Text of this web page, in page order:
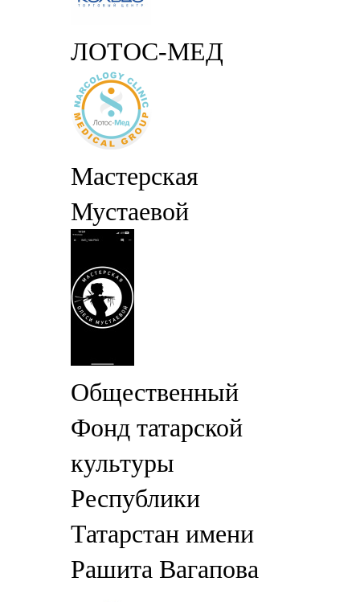
ЛОТОС-МЕД
Мастерская
Мустаевой
Общественный
Фонд татарской
культуры
Республики
Татарстан имени
Рашита Вагапова